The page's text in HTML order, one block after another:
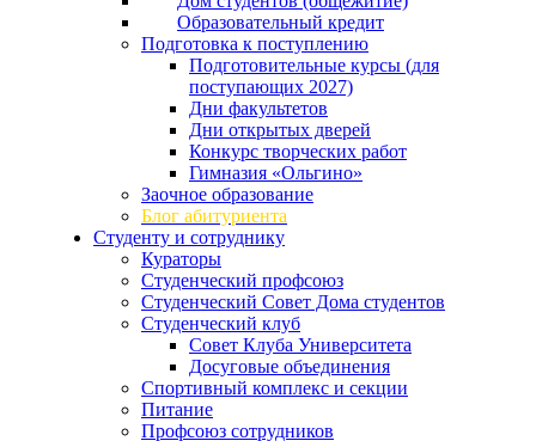
Образовательный кредит
Подготовка к поступлению
Подготовительные курсы (для
поступающих 2027)
Дни факультетов
Дни открытых дверей
Конкурс творческих работ
Гимназия «Ольгино»
Заочное образование
Блог абитуриента
Студенту и сотруднику
Кураторы
Студенческий профсоюз
Студенческий Совет Дома студентов
Студенческий клуб
Совет Клуба Университета
Досуговые объединения
Спортивный комплекс и секции
Питание
Профсоюз сотрудников